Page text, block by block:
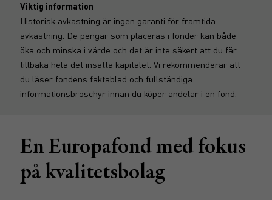
Viktig information
Historisk avkastning är ingen garanti för framtida
avkastning. De pengar som placeras i fonder kan både
öka och minska i värde och det är inte säkert att du får
tillbaka hela det insatta kapitalet. Vi rekommenderar att
du läser fondens faktablad och fullständiga
informationsbroschyr innan du köper andelar i en fond.
En Europafond med fokus
på kvalitetsbolag